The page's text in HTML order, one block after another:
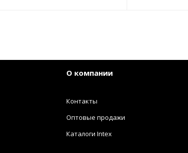
О компании
Контакты
Оптовые продажи
Каталоги Intex